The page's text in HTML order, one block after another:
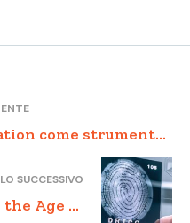
come strumento
sostenibile delle
SUCCESSIVO
Age of